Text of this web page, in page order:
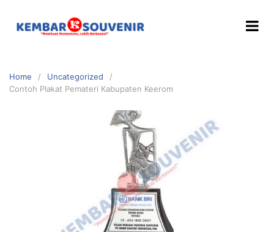
Home
Uncategorized
Contoh Plakat Pemateri Kabupaten Keerom